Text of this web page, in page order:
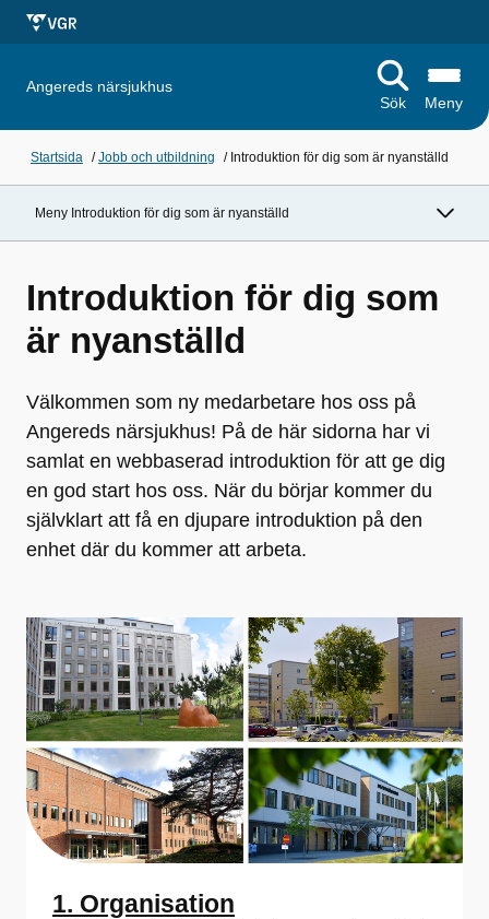
Angereds närsjukhus
Sök
Meny
Startsida /Jobb och utbildning / Introduktion för dig som är nyanställd
Meny Introduktion för dig som är nyanställd
Introduktion för dig som
är nyanställd
Välkommen som ny medarbetare hos oss på
Angereds närsjukhus! På de här sidorna har vi
samlat en webbaserad introduktion för att ge dig
en god start hos oss. När du börjar kommer du
självklart att få en djupare introduktion på den
enhet där du kommer att arbeta.
1. Organisation